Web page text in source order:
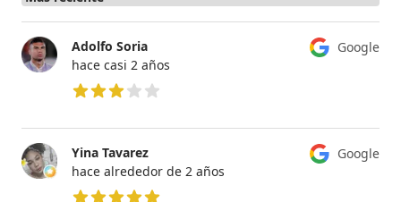
Google
Adolfo Soria
hace casi 2 años
Google
Yina Tavarez
hace alrededor de 2 años